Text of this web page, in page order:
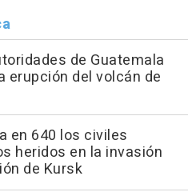
de Guatemala
erupción del volcán de
en 640 los civiles
heridos en la invasión
de Kursk